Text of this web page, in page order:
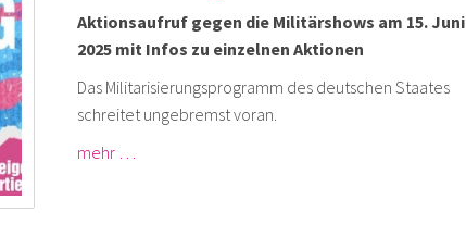
Aktionsaufruf gegen die Militärshows am 15. Juni
2025 mit Infos zu einzelnen Aktionen
Das Militarisierungsprogramm des deutschen Staates
schreitet ungebremst voran.
mehr …